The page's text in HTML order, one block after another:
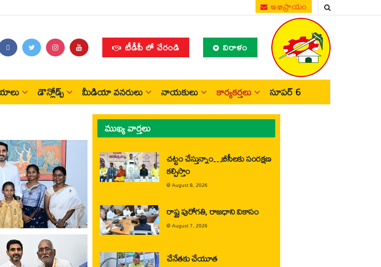
అభిప్రాయం
టీడీపీ లో చేరండి విరాళం
డౌన్లోడ్స్ మీడియా వనరులు నాయకులు కార్యకర్తలు సూపర్ 6
ముఖ్య వార్తలు
చట్టం చేస్తున్నాం…బీసీలకు సంరక్షణ
కల్పిస్తాం
@August 8, 2026
రాష్ట్ర పురోగతి, రాజధాని వికాసం
@August 7, 2026
చేనేతకు చేయూత